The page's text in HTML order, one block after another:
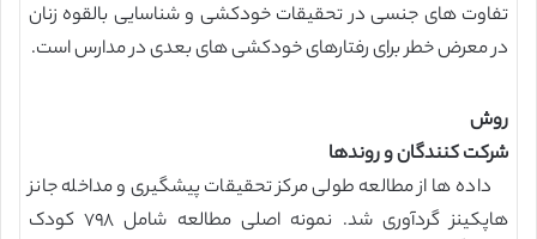
تفاوت های جنسی در تحقیقات خودکشی و شناسایی بالقوه زنان
در معرض خطر برای رفتارهای خودکشی های بعدی در مدارس است.
روش
شرکت کنندگان و روندها
داده ها از مطالعه طولی مرکز تحقیقات پیشگیری و مداخله جانز
هاپکینز گردآوری شد. نمونه اصلی مطالعه شامل ۷۹۸ کودک